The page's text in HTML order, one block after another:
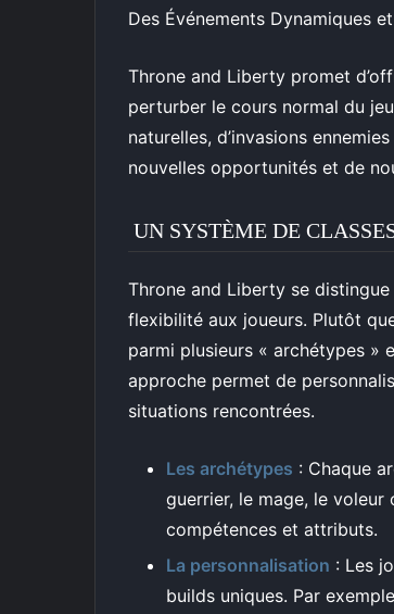
Des Événements Dynamiques
Throne and Liberty promet
perturber le cours normal du
naturelles, d’invasions
nouvelles opportunités et de
UN SYSTÈME DE
Throne and Liberty se
flexibilité aux joueurs. Plutôt
parmi plusieurs « archétypes »
approche permet de
situations rencontrées.
Les archétypes : Chaque
guerrier, le mage, le
compétences et attributs.
La personnalisation : Les
builds uniques. Par